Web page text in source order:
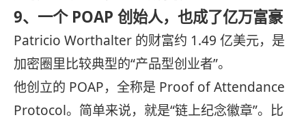
9、一个 POAP 创始人，也成了亿万富豪
Patricio Worthalter 的财富约 1.49 亿美元，是
加密圈里比较典型的“产品型创业者”。
他创立的 POAP，全称是 Proof of Attendance
Protocol。简单来说，就是“链上纪念徽章”。比